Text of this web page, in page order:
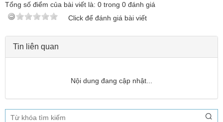
Tổng số điểm của bài viết là: 0 trong 0 đánh giá
Click để đánh giá bài viết
Tin liên quan
Nội dung đang cập nhật...
NGƯỜI CÔNG AN CÁCH MỆNH LÀ: